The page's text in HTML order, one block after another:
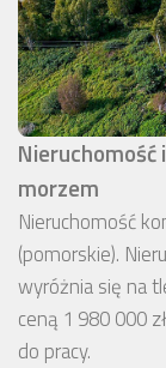
Nieruchomość
morzem
Nieruchomość
(pomorskie).
wyróżnia się na
ceną 1 980 000
do pracy.